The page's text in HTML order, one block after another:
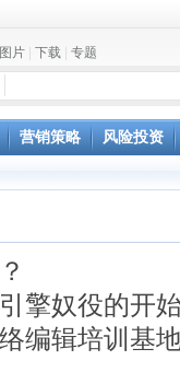
图片 下载 专题
营销策略 风险投资
擎奴役的开
编辑培训基